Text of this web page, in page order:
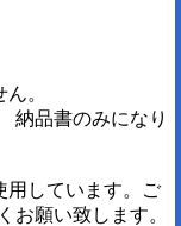
。
納品書のみになり
しています。ご
お願い致します。